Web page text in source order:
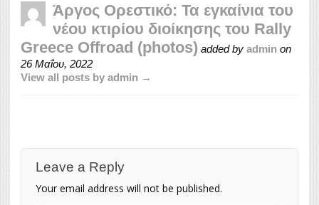
Άργος Ορεστικό: Τα εγκαίνια του
νέου κτιρίου διοίκησης του Rally
Greece Offroad (photos) added by admin on
26 Μαΐου, 2022
View all posts by admin →
Leave a Reply
Your email address will not be published.